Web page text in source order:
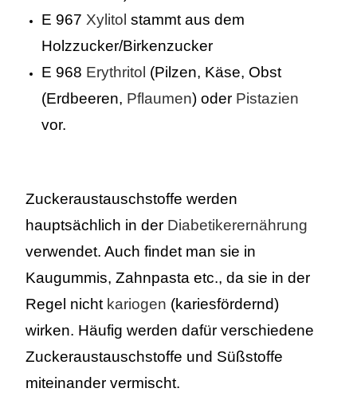
E 967 Xylitol stammt aus dem
Holzzucker/Birkenzucker
E 968 Erythritol (Pilzen, Käse, Obst
(Erdbeeren, Pflaumen) oder Pistazien
vor.
Zuckeraustauschstoffe werden
hauptsächlich in der Diabetikerernährung
verwendet. Auch findet man sie in
Kaugummis, Zahnpasta etc., da sie in der
Regel nicht kariogen (kariesfördernd)
wirken. Häufig werden dafür verschiedene
Zuckeraustauschstoffe und Süßstoffe
miteinander vermischt.